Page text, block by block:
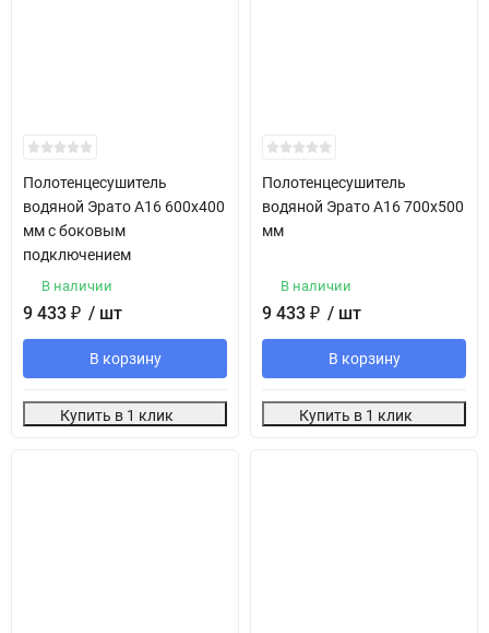
Полотенцесушитель
водяной Эрато А16 600х400
мм с боковым
подключением
В наличии
9 433 ₽ / шт
В корзину
Купить в 1 клик
Полотенцесушитель
водяной Эрато А16 700х500
мм
В наличии
9 433 ₽ / шт
В корзину
Купить в 1 клик